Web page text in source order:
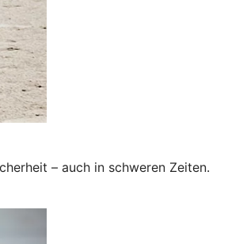
– auch in schweren Zeiten.